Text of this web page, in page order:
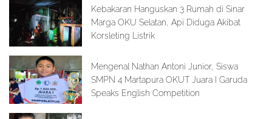
Kebakaran Hanguskan 3 Rumah di Sinar
Marga OKU Selatan, Api Diduga Akibat
Korsleting Listrik
Mengenal Nathan Antoni Junior, Siswa
SMPN 4 Martapura OKUT Juara I Garuda
Speaks English Competition